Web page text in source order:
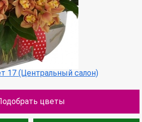
17 (Центральный салон)
цветы